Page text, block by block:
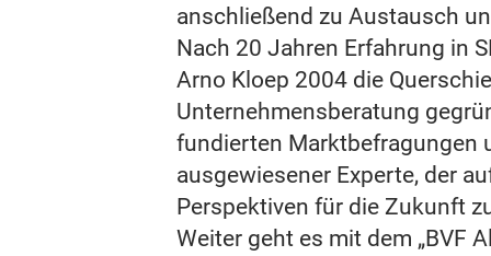
anschließend zu Austausch
Nach 20 Jahren Erfahrung in
Arno Kloep 2004 die
Unternehmensberatung
fundierten Marktbefragungen
ausgewiesener Experte, der
Perspektiven für die Zukunft
Weiter geht es mit dem „BVF